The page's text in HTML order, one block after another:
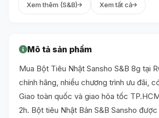
Xem thêm (S&B) Xem tất cả
Mô tả sản phẩm
Mua Bột Tiêu Nhật Sansho S&B 8g tại
chính hãng, nhiều chương trình ưu đãi,
Giao toàn quốc và giao hỏa tốc
2h. Bột tiêu Nhật Bản S&B Sansho